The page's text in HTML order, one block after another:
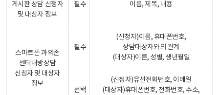
게시판 상담 신청자
및 대상자 정보
필수 이름, 제목, 내용
스마트폰 과의존
센터내방상담
신청자 및 대상자
정보
필수
(신청자)이름, 휴대폰번호,
상담대상자와의 관계
(대상자)이른, 성별, 생년월일
선택
(신청자)유선전화번호, 이메일
(대상자)휴대폰번호, 전화번호, 주소,